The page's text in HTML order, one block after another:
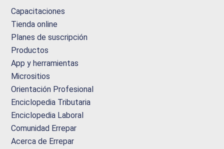
Capacitaciones
Tienda online
Planes de suscripción
Productos
App y herramientas
Micrositios
Orientación Profesional
Enciclopedia Tributaria
Enciclopedia Laboral
Comunidad Errepar
Acerca de Errepar